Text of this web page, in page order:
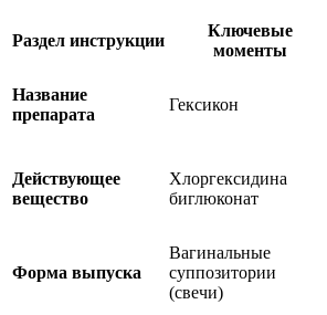
Раздел инструкции
Ключевые
моменты
Название
препарата
Гексикон
Действующее
вещество
Хлоргексидина
биглюконат
Форма выпуска
Вагинальные
суппозитории
(свечи)